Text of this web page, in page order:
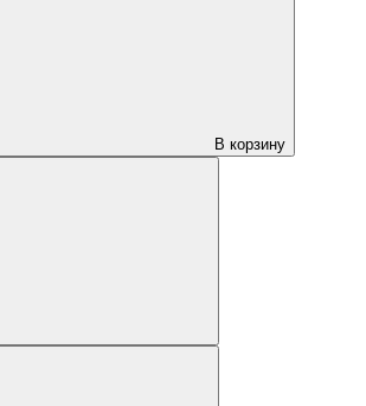
В корзину